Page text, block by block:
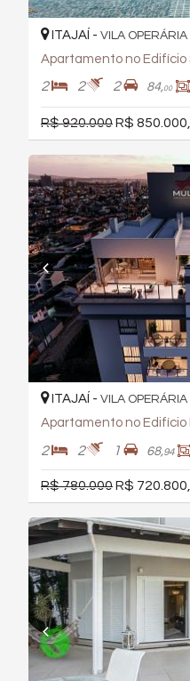
ITAJAÍ - VILA OPERÁRIA
Apartamento no Edifício
2 2 2 84,00
R$ 920.000R$ 850.000,
ITAJAÍ - VILA OPERÁRIA
Apartamento no Edifício
2 2 1 68,94
R$ 780.000R$ 720.800,